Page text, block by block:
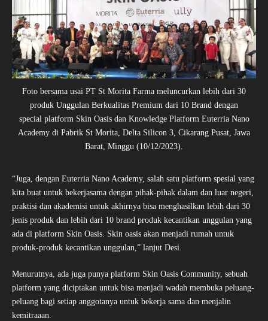
Foto bersama usai PT St Morita Farma meluncurkan lebih dari 30
produk Unggulan Berkualitas Premium dari 10 Brand dengan
special platform Skin Oasis dan Knowledge Platform Euterria Nano
Academy di Pabrik St Morita, Delta Silicon 3, Cikarang Pusat, Jawa
Barat, Minggu (10/12/2023).
“Juga, dengan Euterria Nano Academy, salah satu platform spesial yang
kita buat untuk bekerjasama dengan pihak-pihak dalam dan luar negeri,
praktisi dan akademisi untuk akhirnya bisa menghasilkan lebih dari 30
jenis produk dan lebih dari 10 brand produk kecantikan unggulan yang
ada di platform Skin Oasis. Skin oasis akan menjadi rumah untuk
produk-produk kecantikan unggulan,” lanjut Desi.
Menurutnya, ada juga punya platform Skin Oasis Community, sebuah
platform yang diciptakan untuk bisa menjadi wadah membuka peluang-
peluang bagi setiap anggotanya untuk bekerja sama dan menjalin
kemitraaan.